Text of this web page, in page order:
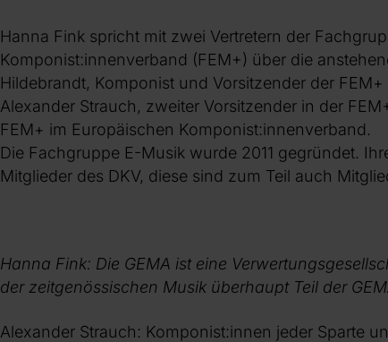
Hanna Fink spricht mit zwei Vertretern der
Komponist:innenverband (FEM+) über die
Hildebrandt, Komponist und Vorsitzender der
Alexander Strauch, zweiter Vorsitzender in der
FEM+ im Europäischen Komponist:innenverband.
Die Fachgruppe E-Musik wurde 2011 gegründet.
Mitglieder des DKV, diese sind zum Teil auch
Hanna Fink: Die GEMA ist eine
der zeitgenössischen Musik überhaupt Teil der
Alexander Strauch: Komponist:innen jeder Sparte